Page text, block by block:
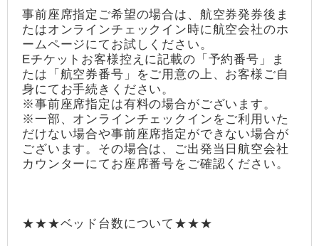
事前座席指定ご希望の場合は、航空券発券後ま
たはオンラインチェックイン時に航空会社のホ
ームページにてお試しください。
Eチケットお客様控えに記載の「予約番号」ま
たは「航空券番号」をご用意の上、お客様ご自
身にてお手続きください。
※事前座席指定は有料の場合がございます。
※一部、オンラインチェックインをご利用いた
だけない場合や事前座席指定ができない場合が
ございます。その場合は、ご出発当日航空会社
カウンターにてお座席番号をご確認ください。
★★★ベッド台数について★★★